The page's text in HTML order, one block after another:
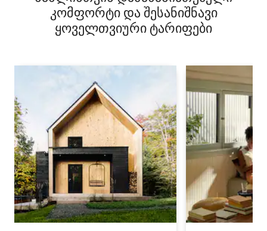
კომფორტი და შესანიშნავი
ყოველთვიური ტარიფები